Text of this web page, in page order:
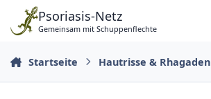
Zu Inhalt springen
Psoriasis-Netz
Gemeinsam mit Schuppenflechte
Startseite Hautrisse & Rhagaden